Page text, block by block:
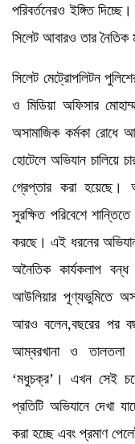
পরিবর্তনেরও ইঙ্গিত
সিলেট আবারও তার নৈতিক
সিলেট মেট্রোপলিটন
ও মিডিয়া অফিসার
অসামাজিক কর্মকা রোধে
হোটেলে অভিযান চালিয়ে
গ্রেপ্তার করা হয়েছে।
সুরক্ষিত পরিবেশে
করছে। এই ধরনের
অনৈতিক কার্যকলাপ
আউলিয়ার পূণ্যভুমিতে
আরও বলেন,বছরের পর
আম্বরখানা ও তালতলা
‘মধুচক্র’। এখন সেই
প্রতিটি অভিযানে দেখা
করা হচ্ছে এবং প্রমাণ